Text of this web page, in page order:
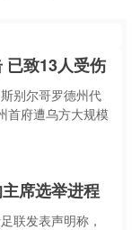
已致13人受伤
别尔哥罗德州代
首府遭乌方大规模
席选举进程
联发表声明称，